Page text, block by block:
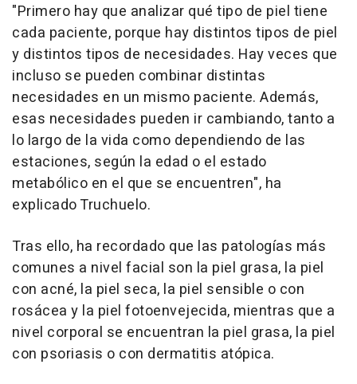
"Primero hay que analizar qué tipo de piel tiene
cada paciente, porque hay distintos tipos de piel
y distintos tipos de necesidades. Hay veces que
incluso se pueden combinar distintas
necesidades en un mismo paciente. Además,
esas necesidades pueden ir cambiando, tanto a
lo largo de la vida como dependiendo de las
estaciones, según la edad o el estado
metabólico en el que se encuentren", ha
explicado Truchuelo.
Tras ello, ha recordado que las patologías más
comunes a nivel facial son la piel grasa, la piel
con acné, la piel seca, la piel sensible o con
rosácea y la piel fotoenvejecida, mientras que a
nivel corporal se encuentran la piel grasa, la piel
con psoriasis o con dermatitis atópica.